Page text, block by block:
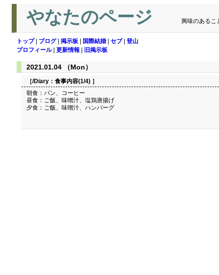
やなたのページ 興味のあるこ
トップ| ブログ| 掲示板 国際結婚 セブ| 登山
プロフィール| 更新情報 旧掲示板
2021.01.04 （Mon）
［/Diary： 食事内容(1/4) ］
朝食：パン、コーヒー
昼食：ご飯、味噌汁、塩鶏唐揚げ
夕食：ご飯、味噌汁、ハンバーグ